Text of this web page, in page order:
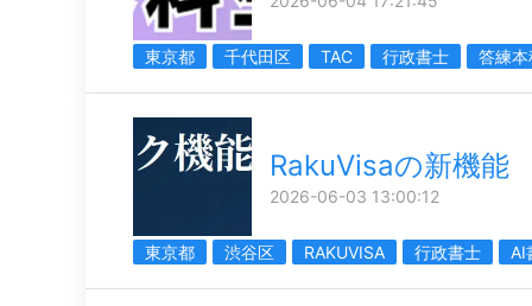
東京都 千代田区 TAC 行政書士 答練
RakuVisaの新機能
2026-06-03 13:00:12
東京都 渋谷区 RAKUVISA 行政書士 AI